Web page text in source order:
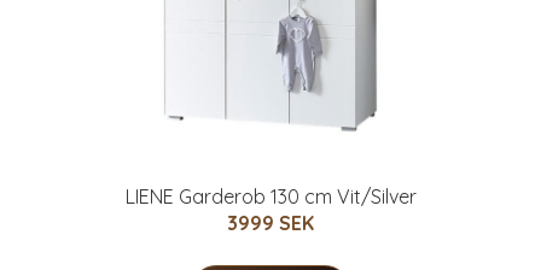
LIENE Garderob 130 cm Vit/Silver
3999 SEK